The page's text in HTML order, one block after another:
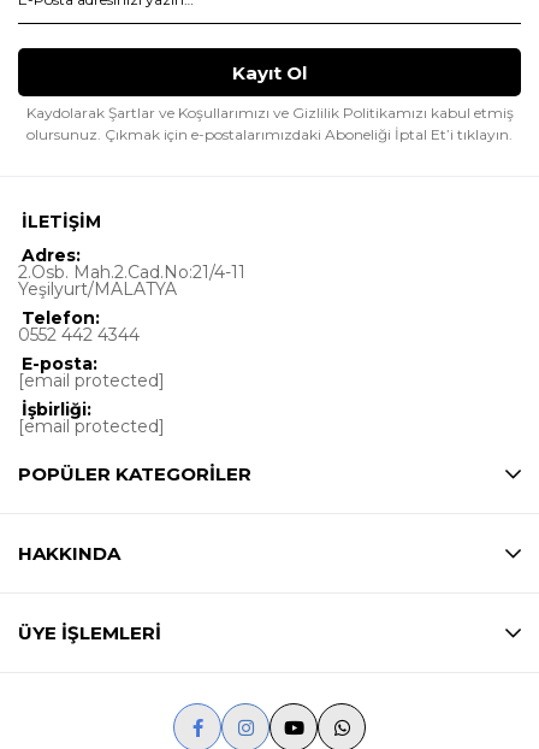
Kaydolarak Şartlar ve Koşullarımızı ve Gizlilik Politikamızı kabul etmiş
olursunuz. Çıkmak için e-postalarımızdaki Aboneliği İptal Et’i tıklayın.
İLETİŞİM
Adres:
2.Osb. Mah.2.Cad.No:21/4-11
Yeşilyurt/MALATYA
Telefon:
0552 442 4344
E-posta:
[email protected]
İşbirliği:
[email protected]
POPÜLER KATEGORİLER
HAKKINDA
ÜYE İŞLEMLERİ